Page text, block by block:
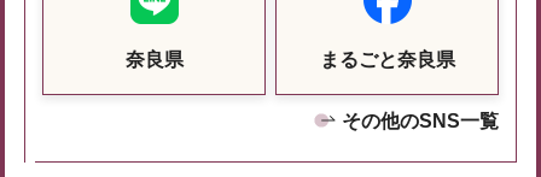
奈良県 まるごと奈良県
その他のSNS一覧